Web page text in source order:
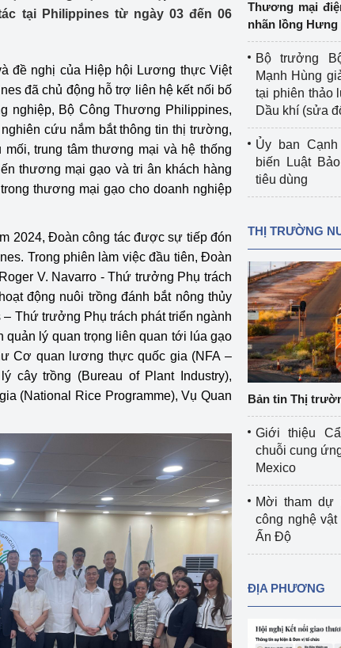
Thông cáo báo chí
số
trường Nông Lâm Thủy sản
nguồn nhân lực
bền vững
định
Tổ chức kiểm định kỹ thuật an toàn lao
Tổ chức được cấp GCN đăng ký, hoạt
động kiểm định thiết bị, dụng cụ điện
làm việc ở môi trường không có nguy
hiểm khí, bụi nổ
Cơ sở sản xuất, sửa chữa chai chứa
LPG
Tổ chức huấn luyện, bồi dưỡng
ngành Công Thương
trường
lượng tiết kiệm và
Hiệu quả năng lượng
công nghệ và đổi mới sáng
trường Video bảo vệ môi trường
Album ảnh bảo vệ môi trường
Văn bản về môi trường
Đọc báo giúp bạn
tảng tư tưởng của Đảng
- Người dân
mại Khu vực miền Bắc
Khu vực miền Trung
Khu vực miền Nam
nước ngoàiHiệp định EVFTA
Thị trường châu Á – châu Phi
trong nước
tại Philippines từ ngày 03 đến 06
đề nghị của Hiệp hội Lương thực Việt
đã chủ động hỗ trợ liên hệ kết nối bố
nghiệp, Bộ Công Thương Philippines,
cứu nắm bắt thông tin thị trường,
trung tâm thương mại và hệ thống
thương mại gạo và tri ân khách hàng
thương mại gạo cho doanh nghiệp
2024, Đoàn công tác được sự tiếp đón
Trong phiên làm việc đầu tiên, Đoàn
V. Navarro - Thứ trưởng Phụ trách
động nuôi trồng đánh bắt nông thủy
Thứ trưởng Phụ trách phát triển ngành
quản lý quan trọng liên quan tới lúa gạo
Cơ quan lương thực quốc gia (NFA –
cây trồng (Bureau of Plant Industry),
(National Rice Programme), Vụ Quan
Thương mại
nhãn lồng Hưng
Bộ trưởng
Mạnh Hùng
tại phiên thảo
Dầu khí (sửa
Ủy ban
biến Luật
tiêu dùng
THỊ TRƯỜNG
Bản tin Thị
Giới thiệu
chuỗi cung
Mexico
Mời tham dự
công nghệ
Ấn Độ
ĐỊA PHƯƠNG